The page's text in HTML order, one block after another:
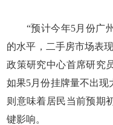
“预计今年5月份广州
的水平，二手房市场表
政策研究中心首席研究
如果5月份挂牌量不出现
则意味着居民当前预期
键影响。